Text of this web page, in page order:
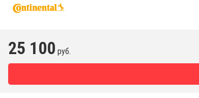
25 100 руб.